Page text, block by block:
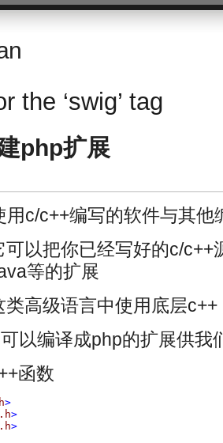
the ‘swig’ tag
php扩展
用c/c++编写的软件与其他
可以把你已经写好的c/c++
等的扩展
类高级语言中使用底层c++
以编译成php的扩展供我
函数
>
>
>